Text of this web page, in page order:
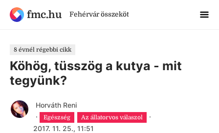
fmc.hu Fehérvár összeköt
8 évnél régebbi cikk
Köhög, tüsszög a kutya - mit
tegyünk?
Horváth Reni
·
Egészség Az állatorvos válaszol
·
2017. 11. 25., 11:51